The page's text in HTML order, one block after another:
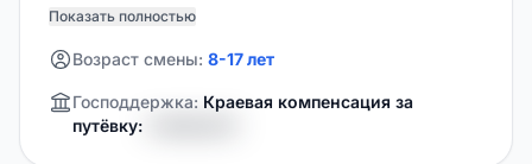
Показать полностью
Возраст смены: 8-17 лет
Господдержка: Краевая компенсация за
путёвку: